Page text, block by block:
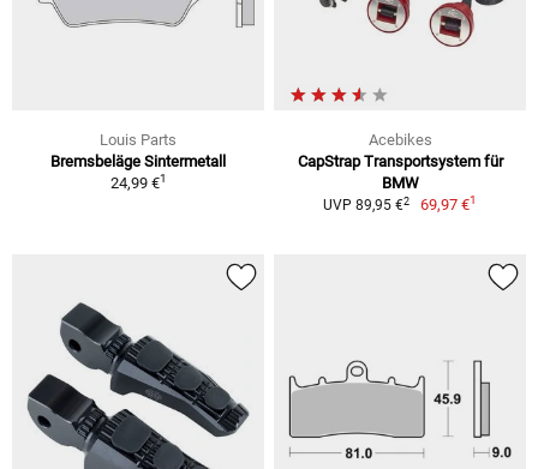
Louis Parts
Bremsbeläge Sintermetall
24,99 €1
Acebikes
CapStrap Transportsystem für
BMW
UVP 89,95 €2 69,97 €1